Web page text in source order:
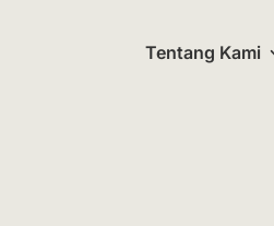
Tentang Kami